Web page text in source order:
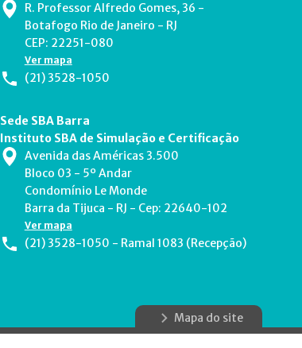
R. Professor Alfredo Gomes, 36 -
Botafogo Rio de Janeiro - RJ
CEP: 22251-080
Ver mapa
(21) 3528-1050
Sede SBA Barra
Instituto SBA de Simulação e Certificação
Avenida das Américas 3.500
Bloco 03 - 5º Andar
Condomínio Le Monde
Barra da Tijuca - RJ - Cep: 22640-102
Ver mapa
(21) 3528-1050 - Ramal 1083 (Recepção)
Mapa do site